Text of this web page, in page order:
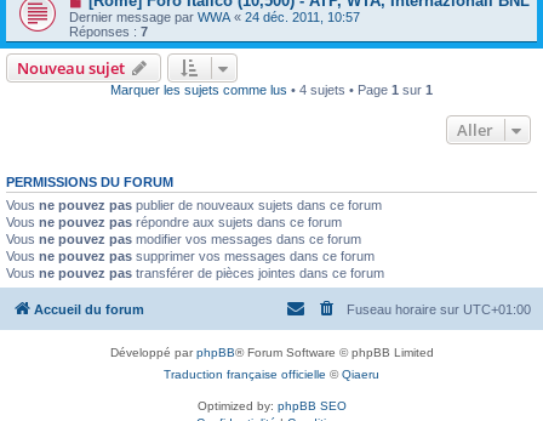
Dernier message par WWA « 24 déc. 2011, 10:57
Réponses : 7
Nouveau sujet
Marquer les sujets comme lus • 4 sujets • Page 1 sur 1
Aller
PERMISSIONS DU FORUM
Vous ne pouvez pas publier de nouveaux sujets dans ce forum
Vous ne pouvez pas répondre aux sujets dans ce forum
Vous ne pouvez pas modifier vos messages dans ce forum
Vous ne pouvez pas supprimer vos messages dans ce forum
Vous ne pouvez pas transférer de pièces jointes dans ce forum
Accueil du forum Fuseau horaire sur UTC+01:00
Développé parphpBB® Forum Software © phpBB Limited
Traduction française officielle ©Qiaeru
Optimized by: phpBB SEO